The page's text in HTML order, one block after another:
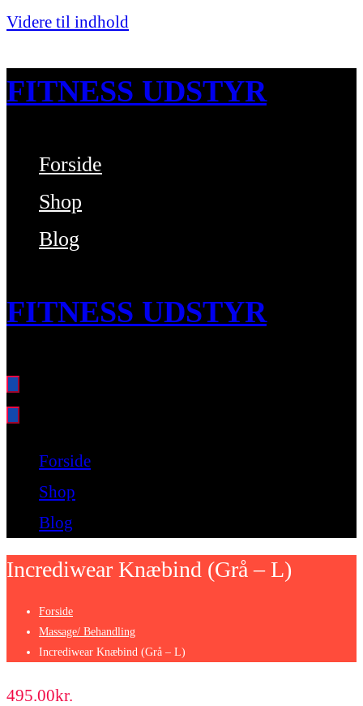
Videre til indhold
FITNESS UDSTYR
Bare endnu et fitness websted
Forside
Shop
Blog
FITNESS UDSTYR
Bare endnu et fitness websted
Forside
Shop
Blog
Incrediwear Knæbind (Grå – L)
Forside
Massage/ Behandling
Incrediwear Knæbind (Grå – L)
495.00kr.